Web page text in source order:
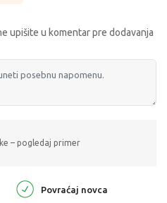
upišite u komentar pre dodavanja
– pogledaj primer
Povraćaj novca